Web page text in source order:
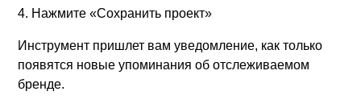
4. Нажмите «Сохранить проект»
Инструмент пришлет вам уведомление, как только
появятся новые упоминания об отслеживаемом
бренде.